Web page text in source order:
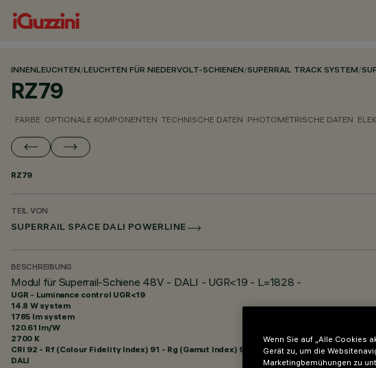
INNENLEUCHTEN/LEUCHTEN FÜR NIEDERVOLT-SCHIENEN/SUPERRAIL TRACK SYSTEM/
RZ79
FARBE OPTIONALE KOMPONENTEN TECHNISCHE DATEN PHOTOMETRISCHE DATEN
RZ79
TEIL VON
SUPERRAIL SPACE DALI POWERLINE
BESCHREIBUNG
Modul für Superrail-Schiene 48V - DALI - UGR<19 - L=1828 -
UGR - Luminance control UGR<19
14.8 W system
1785 lm system
120.61 lm/W
2700 K
CRI 92 - Rf (Colour Fidelity Index) 91 - Rg (Gamut Index) 97
DALI
Wenn Sie auf „Alle Cookies
Gerät zu, um die
Marketingbemühungen zu